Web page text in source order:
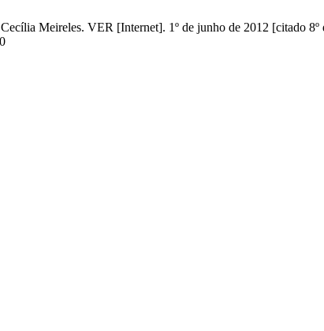
Meireles. VER [Internet]. 1º de junho de 2012 [citado